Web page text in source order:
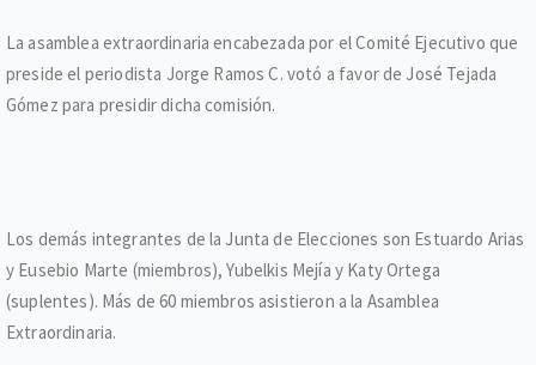
La asamblea extraordinaria encabezada por el Comité Ejecutivo que
preside el periodista Jorge Ramos C. votó a favor de José Tejada
Gómez para presidir dicha comisión.
Los demás integrantes de la Junta de Elecciones son Estuardo Arias
y Eusebio Marte (miembros), Yubelkis Mejía y Katy Ortega
(suplentes). Más de 60 miembros asistieron a la Asamblea
Extraordinaria.